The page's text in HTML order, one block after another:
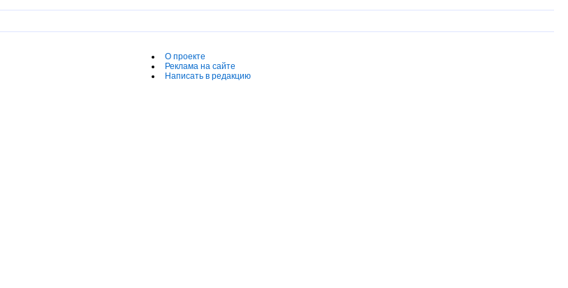
О проекте
Реклама на сайте
Написать в редакцию